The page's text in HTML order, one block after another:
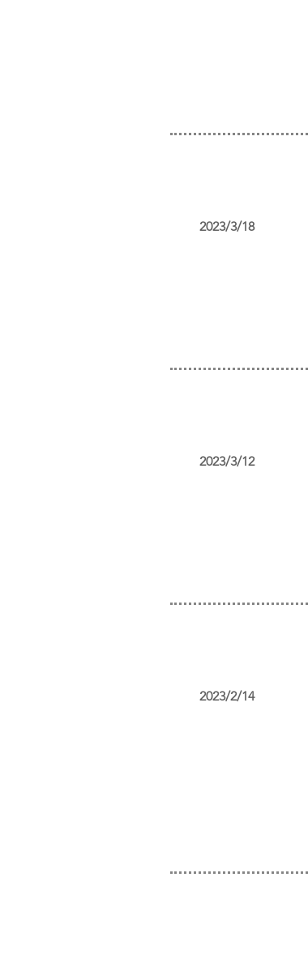
2023/3/18
2023/3/12
2023/2/14